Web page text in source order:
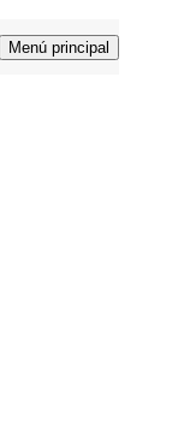
Menú principal